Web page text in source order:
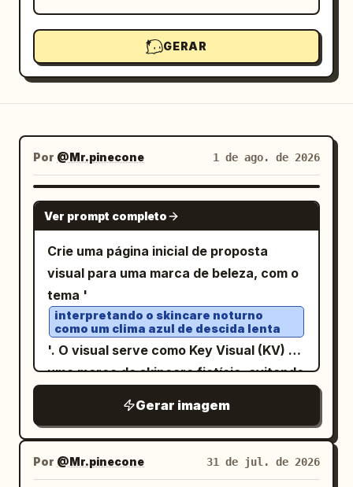
GERAR
Por @Mr.pinecone 1 de ago. de 2026
GPT IMAGE 2
Ver prompt completo
Crie uma página inicial de proposta
visual para uma marca de beleza, com o
tema '
interpretando o skincare noturno
como um clima azul de descida lenta
'. O visual serve como Key Visual (KV) de
uma marca de skincare fictícia, evitando
grandes. Em vez disso, utiliza um frasco
de essência azul translúcido, uma
bancada de vidro com névoa suave, uma
vista noturna da janela e uma estrutura
Gerar imagem
Por @Mr.pinecone 31 de jul. de 2026